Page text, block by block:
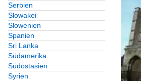
Serbien
Slowakei
Slowenien
Spanien
Sri Lanka
Südamerika
Südostasien
Syrien